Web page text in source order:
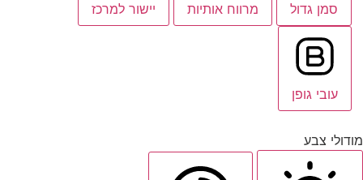
סמן גדול מרווח אותיות יישור למרכז
עובי גופן
מודולי צבע